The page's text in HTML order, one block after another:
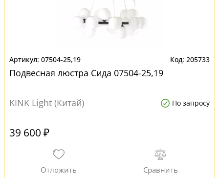
07504-25,19 205733
Подвесная люстра Сида 07504-25,19
KINK Light (Китай) По запросу
39 600 ₽